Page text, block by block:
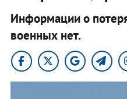
Информации о
военных нет.